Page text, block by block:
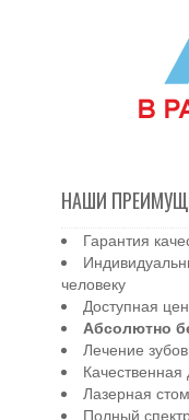
НАШИ
Гарантия
человеку
Доступная
Абсолютно
Лечение
Качественная
Лазерная
Полный